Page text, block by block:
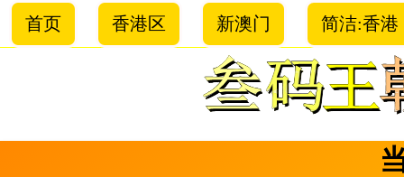
首页 香港区 新澳门 简洁:香港